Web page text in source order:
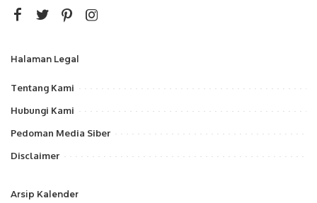
Halaman Legal
Tentang Kami
Hubungi Kami
Pedoman Media Siber
Disclaimer
Arsip Kalender